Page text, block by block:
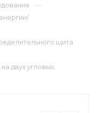
—
щита
двух угловых